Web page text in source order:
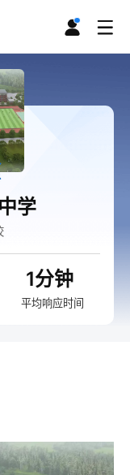
学
1分钟
平均响应时间